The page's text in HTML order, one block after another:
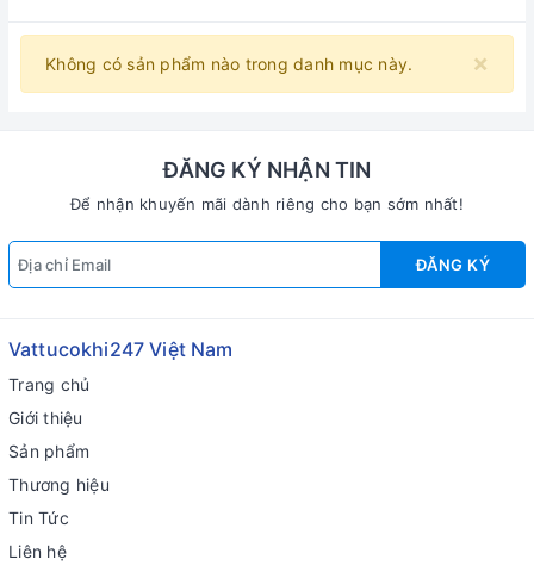
×
Không có sản phẩm nào trong danh mục này.
ĐĂNG KÝ NHẬN TIN
Để nhận khuyến mãi dành riêng cho bạn sớm nhất!
ĐĂNG KÝ
Vattucokhi247 Việt Nam
Trang chủ
Giới thiệu
Sản phẩm
Thương hiệu
Tin Tức
Liên hệ